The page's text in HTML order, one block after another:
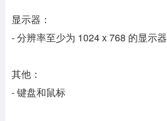
显示器：
- 分辨率至少为 1024 x 768 的显示器
其他：
- 键盘和鼠标